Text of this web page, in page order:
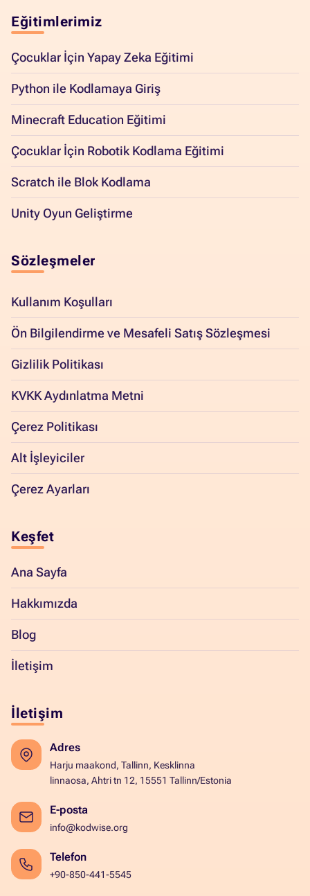
Eğitimlerimiz
Çocuklar İçin Yapay Zeka Eğitimi
Python ile Kodlamaya Giriş
Minecraft Education Eğitimi
Çocuklar İçin Robotik Kodlama Eğitimi
Scratch ile Blok Kodlama
Unity Oyun Geliştirme
Sözleşmeler
Kullanım Koşulları
Ön Bilgilendirme ve Mesafeli Satış Sözleşmesi
Gizlilik Politikası
KVKK Aydınlatma Metni
Çerez Politikası
Alt İşleyiciler
Çerez Ayarları
Keşfet
Ana Sayfa
Hakkımızda
Blog
İletişim
İletişim
Adres
Harju maakond, Tallinn, Kesklinna
linnaosa, Ahtri tn 12, 15551 Tallinn/Estonia
E-posta
info@kodwise.org
Telefon
+90-850-441-5545